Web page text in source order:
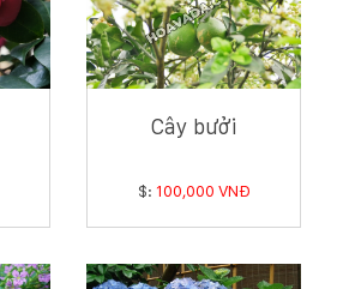
Cây bưởi
$: 100,000 VNĐ